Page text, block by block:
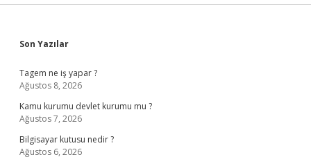
Sidebar
Son Yazılar
Tagem ne iş yapar ?
Ağustos 8, 2026
Kamu kurumu devlet kurumu mu ?
Ağustos 7, 2026
Bilgisayar kutusu nedir ?
Ağustos 6, 2026